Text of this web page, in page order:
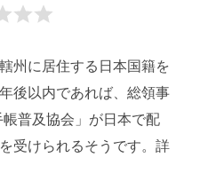
州に居住する日本国籍を
後以内であれば、総領事
普及協会」が日本で配
受けられるそうです。詳